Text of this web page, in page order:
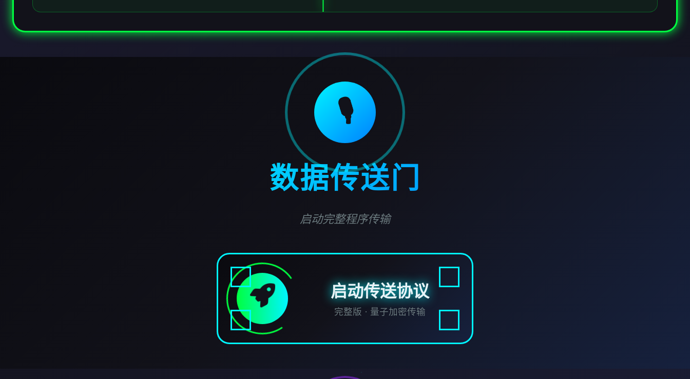
🎙️
数据传送门
启动完整程序传输
启动传送协议
完整版 · 量子加密传输